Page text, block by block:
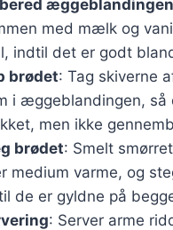
æggeblandingen
med mælk og
indtil det er godt
brødet: Tag skiverne
i æggeblandingen, så
men ikke
brødet: Smelt
medium varme, og
de er gyldne på
: Server arme